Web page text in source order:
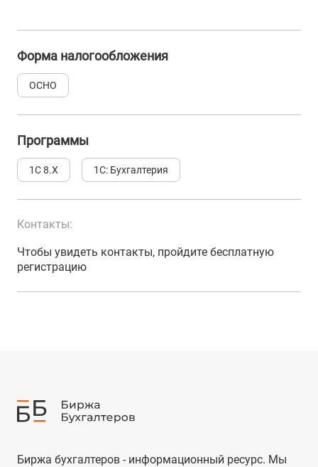
Форма налогообложения
ОСНО
Программы
1С 8.Х 1С: Бухгалтерия
Контакты:
Чтобы увидеть контакты, пройдите бесплатную
регистрацию
Биржа бухгалтеров - информационный ресурс. Мы